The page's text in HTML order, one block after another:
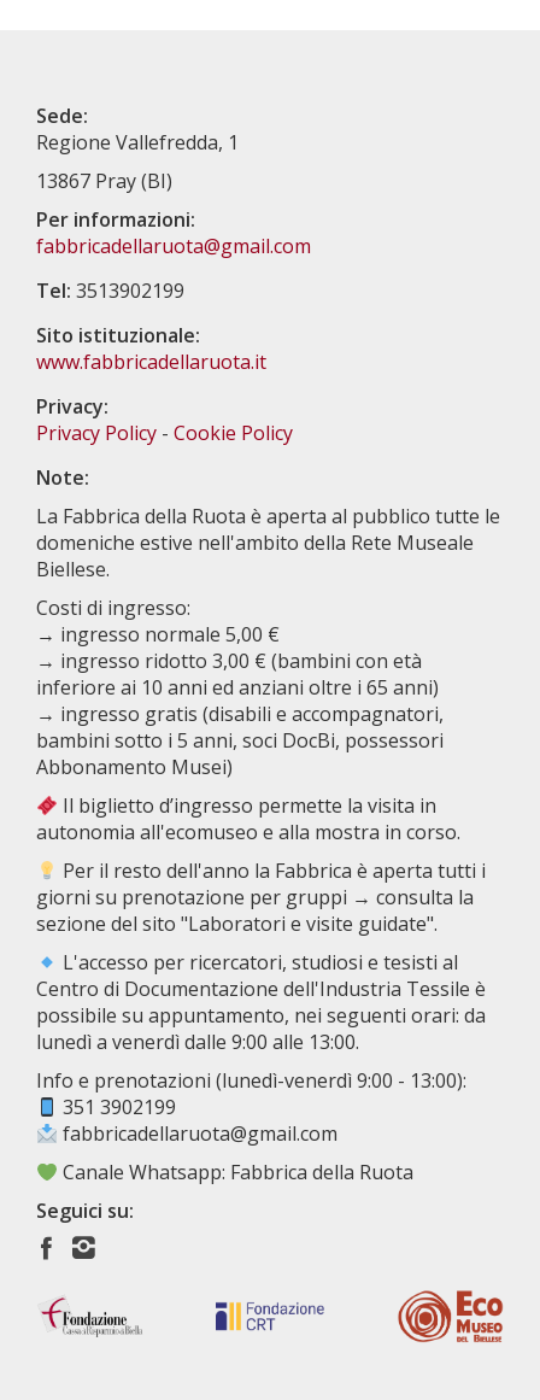
Sede:
Regione Vallefredda, 1
13867 Pray (BI)
Per informazioni:
fabbricadellaruota@gmail.com
Tel: 3513902199
Sito istituzionale:
www.fabbricadellaruota.it
Privacy:
Privacy Policy - Cookie Policy
Note:
La Fabbrica della Ruota è aperta al pubblico tutte le
domeniche estive nell'ambito della Rete Museale
Biellese.
Costi di ingresso:
→ ingresso normale 5,00 €
→ ingresso ridotto 3,00 € (bambini con età
inferiore ai 10 anni ed anziani oltre i 65 anni)
→ ingresso gratis (disabili e accompagnatori,
bambini sotto i 5 anni, soci DocBi, possessori
Abbonamento Musei)
Il biglietto d’ingresso permette la visita in
autonomia all'ecomuseo e alla mostra in corso.
Per il resto dell'anno la Fabbrica è aperta tutti i
giorni su prenotazione per gruppi → consulta la
sezione del sito "Laboratori e visite guidate".
L'accesso per ricercatori, studiosi e tesisti al
Centro di Documentazione dell'Industria Tessile è
possibile su appuntamento, nei seguenti orari: da
lunedì a venerdì dalle 9:00 alle 13:00.
Info e prenotazioni (lunedì-venerdì 9:00 - 13:00):
351 3902199
fabbricadellaruota@gmail.com
Canale Whatsapp: Fabbrica della Ruota
Seguici su: